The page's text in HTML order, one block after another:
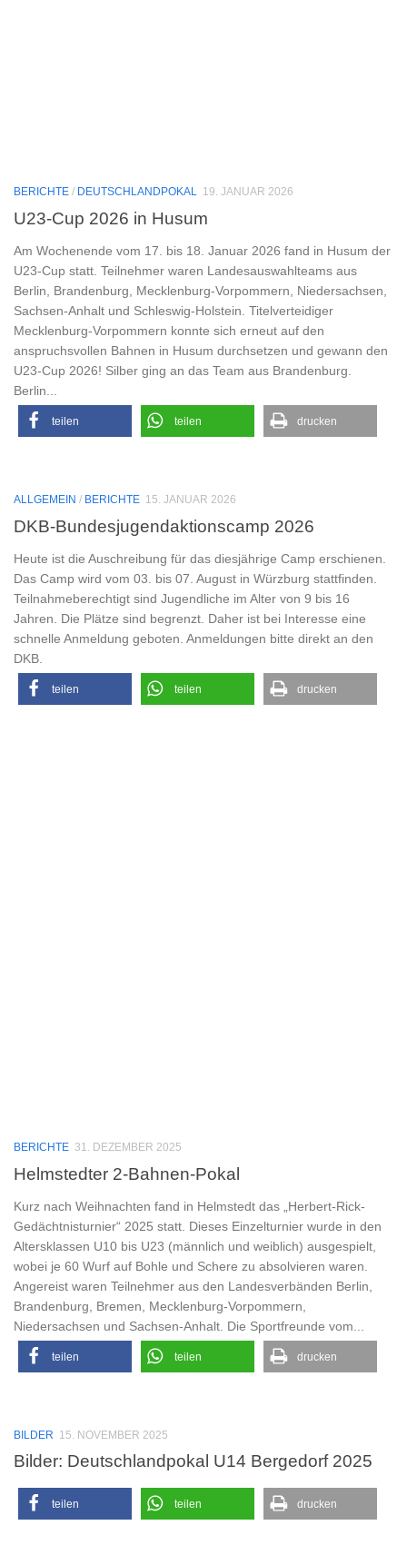
BERICHTE / DEUTSCHLANDPOKAL 19. JANUAR 2026
U23-Cup 2026 in Husum
Am Wochenende vom 17. bis 18. Januar 2026 fand in Husum der
U23-Cup statt. Teilnehmer waren Landesauswahlteams aus
Berlin, Brandenburg, Mecklenburg-Vorpommern, Niedersachsen,
Sachsen-Anhalt und Schleswig-Holstein. Titelverteidiger
Mecklenburg-Vorpommern konnte sich erneut auf den
anspruchsvollen Bahnen in Husum durchsetzen und gewann den
U23-Cup 2026! Silber ging an das Team aus Brandenburg.
Berlin...
teilen teilen drucken
ALLGEMEIN / BERICHTE 15. JANUAR 2026
DKB-Bundesjugendaktionscamp 2026
Heute ist die Auschreibung für das diesjährige Camp erschienen.
Das Camp wird vom 03. bis 07. August in Würzburg stattfinden.
Teilnahmeberechtigt sind Jugendliche im Alter von 9 bis 16
Jahren. Die Plätze sind begrenzt. Daher ist bei Interesse eine
schnelle Anmeldung geboten. Anmeldungen bitte direkt an den
DKB.
teilen teilen drucken
BERICHTE 31. DEZEMBER 2025
Helmstedter 2-Bahnen-Pokal
Kurz nach Weihnachten fand in Helmstedt das „Herbert-Rick-
Gedächtnisturnier“ 2025 statt. Dieses Einzelturnier wurde in den
Altersklassen U10 bis U23 (männlich und weiblich) ausgespielt,
wobei je 60 Wurf auf Bohle und Schere zu absolvieren waren.
Angereist waren Teilnehmer aus den Landesverbänden Berlin,
Brandenburg, Bremen, Mecklenburg-Vorpommern,
Niedersachsen und Sachsen-Anhalt. Die Sportfreunde vom...
teilen teilen drucken
BILDER 15. NOVEMBER 2025
Bilder: Deutschlandpokal U14 Bergedorf 2025
teilen teilen drucken